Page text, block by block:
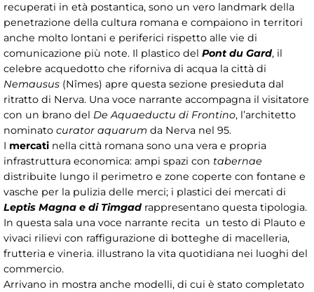
recuperati in età postantica, sono un vero landmark della
penetrazione della cultura romana e compaiono in territori
anche molto lontani e periferici rispetto alle vie di
comunicazione più note. Il plastico del Pont du Gard, il
celebre acquedotto che riforniva di acqua la città di
Nemausus (Nîmes) apre questa sezione presieduta dal
ritratto di Nerva. Una voce narrante accompagna il visitatore
con un brano del De Aquaeductu di Frontino, l’architetto
nominato curator aquarum da Nerva nel 95.
I mercati nella città romana sono una vera e propria
infrastruttura economica: ampi spazi con tabernae
distribuite lungo il perimetro e zone coperte con fontane e
vasche per la pulizia delle merci; i plastici dei mercati di
Leptis Magna e di Timgad rappresentano questa tipologia.
In questa sala una voce narrante recita un testo di Plauto e
vivaci rilievi con raffigurazione di botteghe di macelleria,
frutteria e vineria. illustrano la vita quotidiana nei luoghi del
commercio.
Arrivano in mostra anche modelli, di cui è stato completato